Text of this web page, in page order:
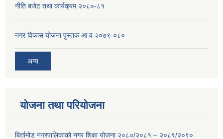
नीति बजेट तथा कार्यक्रम २०८०-८१
नगर विकास योजना पुस्तक आ व २०७९-०८०
अन्य
योजना तथा परियोजना
बिर्तामोड नगरपालिकाको नगर शिक्षा योजना २०८०/२०८१ – २०८९/२०९०